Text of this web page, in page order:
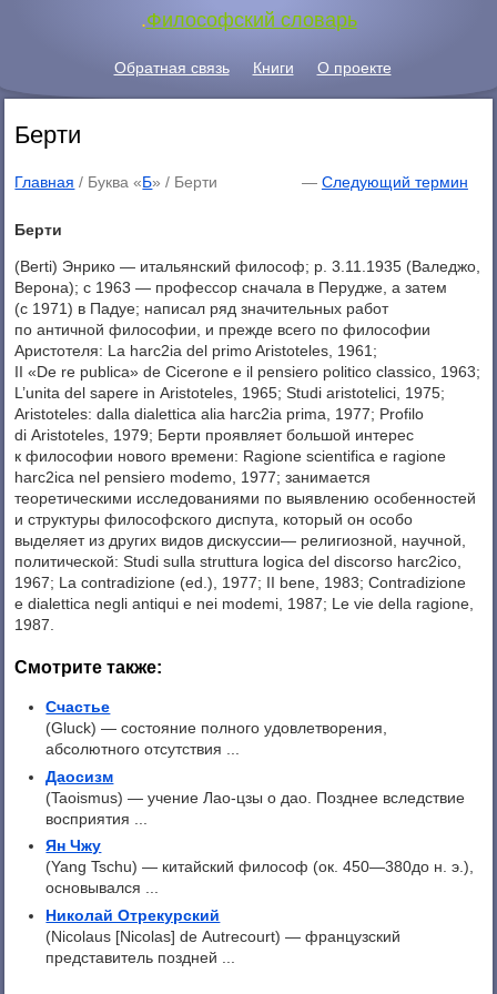
.Философский словарь
Обратная связь Книги О проекте
Берти
Главная / Буква «Б» / Берти — Следующий термин
Берти
(Berti) Энрико — итальянский философ; p. 3.11.1935 (Валеджо,
Верона); с 1963 — профессор сначала в Перудже, а затем
(с 1971) в Падуе; написал ряд значительных работ
по античной философии, и прежде всего по философии
Аристотеля: La harc2ia del primo Aristoteles, 1961;
II «De re publica» de Cicerone e il pensiero politico classico, 1963;
L’unita del sapere in Aristoteles, 1965; Studi aristotelici, 1975;
Aristoteles: dalla dialettica alia harc2ia prima, 1977; Profilo
di Aristoteles, 1979; Берти проявляет большой интерес
к философии нового времени: Ragione scientifica е ragione
harc2ica nel pensiero modemo, 1977; занимается
теоретическими исследованиями по выявлению особенностей
и структуры философского диспута, который он особо
выделяет из других видов дискуссии— религиозной, научной,
политической: Studi sulla struttura logica del discorso harc2ico,
1967; La contradizione (ed.), 1977; II bene, 1983; Contradizione
e dialettica negli antiqui e nei modemi, 1987; Le vie della ragione,
1987.
Смотрите также:
Счастье
(Gluck) — состояние полного удовлетворения,
абсолютного отсутствия ...
Даосизм
(Taoismus) — учение Лao-цзы о дао. Позднее вследствие
восприятия ...
Ян Чжу
(Yang Tschu) — китайский философ (ок. 450—380до н. э.),
основывался ...
Николай Отрекурский
(Nicolaus [Nicolas] de Autrecourt) — французский
представитель поздней ...